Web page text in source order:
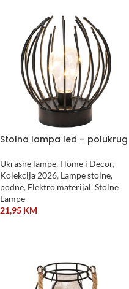
Stolna lampa led – polukrug
Ukrasne lampe, Home i Decor,
Kolekcija 2026, Lampe stolne,
podne, Elektro materijal, Stolne
Lampe
21,95 KM